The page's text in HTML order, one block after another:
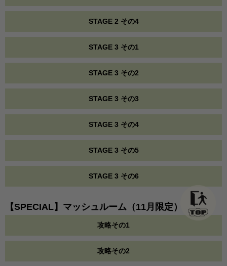
STAGE 2 その4
STAGE 3 その1
STAGE 3 その2
STAGE 3 その3
STAGE 3 その4
STAGE 3 その5
STAGE 3 その6
【SPECIAL】マッシュルーム（11月限定）
攻略その1
攻略その2